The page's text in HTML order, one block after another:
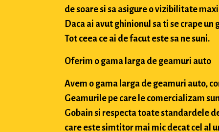
de soare si sa asigure o vizibilitate
Daca ai avut ghinionul sa ti se crape
Tot ceea ce ai de facut este sa ne suni.
Oferim o gama larga de geamuri auto
Avem o gama larga de geamuri auto,
Geamurile pe care le comercializam
Gobain si respecta toate standardele
care este simtitor mai mic decat cel al